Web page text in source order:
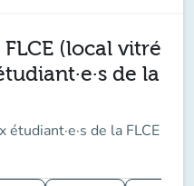
(local vitré
de la
de la FLCE